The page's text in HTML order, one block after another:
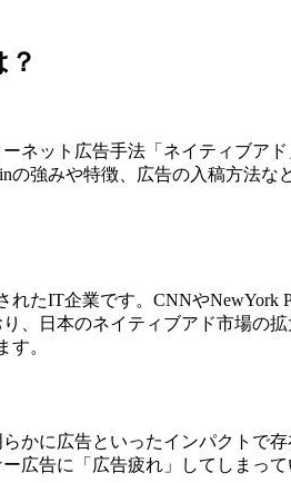
ネット広告手法「ネイティブア
の強みや特徴、広告の入稿方法
たIT企業です。CNNや
、日本のネイティブアド市場の拡
す。
かに広告といったインパクトで
広告に「広告疲れ」してしまっ